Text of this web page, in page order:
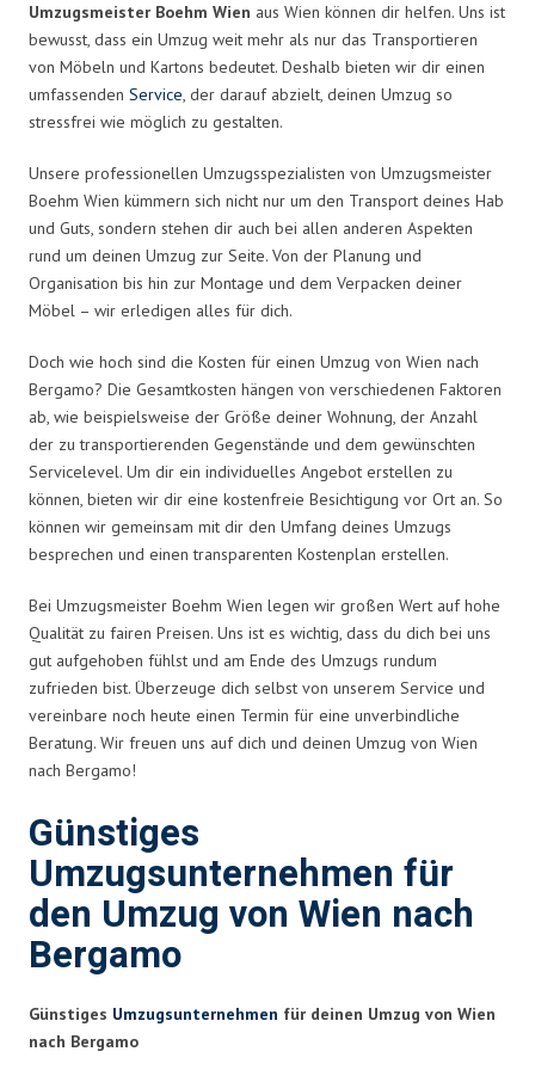
Umzugsmeister Boehm Wien aus Wien können dir helfen. Uns ist
bewusst, dass ein Umzug weit mehr als nur das Transportieren
von Möbeln und Kartons bedeutet. Deshalb bieten wir dir einen
umfassenden Service, der darauf abzielt, deinen Umzug so
stressfrei wie möglich zu gestalten.
Unsere professionellen Umzugsspezialisten von Umzugsmeister
Boehm Wien kümmern sich nicht nur um den Transport deines Hab
und Guts, sondern stehen dir auch bei allen anderen Aspekten
rund um deinen Umzug zur Seite. Von der Planung und
Organisation bis hin zur Montage und dem Verpacken deiner
Möbel – wir erledigen alles für dich.
Doch wie hoch sind die Kosten für einen Umzug von Wien nach
Bergamo? Die Gesamtkosten hängen von verschiedenen Faktoren
ab, wie beispielsweise der Größe deiner Wohnung, der Anzahl
der zu transportierenden Gegenstände und dem gewünschten
Servicelevel. Um dir ein individuelles Angebot erstellen zu
können, bieten wir dir eine kostenfreie Besichtigung vor Ort an. So
können wir gemeinsam mit dir den Umfang deines Umzugs
besprechen und einen transparenten Kostenplan erstellen.
Bei Umzugsmeister Boehm Wien legen wir großen Wert auf hohe
Qualität zu fairen Preisen. Uns ist es wichtig, dass du dich bei uns
gut aufgehoben fühlst und am Ende des Umzugs rundum
zufrieden bist. Überzeuge dich selbst von unserem Service und
vereinbare noch heute einen Termin für eine unverbindliche
Beratung. Wir freuen uns auf dich und deinen Umzug von Wien
nach Bergamo!
Günstiges
Umzugsunternehmen für
den Umzug von Wien nach
Bergamo
Günstiges Umzugsunternehmen für deinen Umzug von Wien
nach Bergamo